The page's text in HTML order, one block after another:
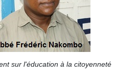
sur l'éducation à la citoyenneté